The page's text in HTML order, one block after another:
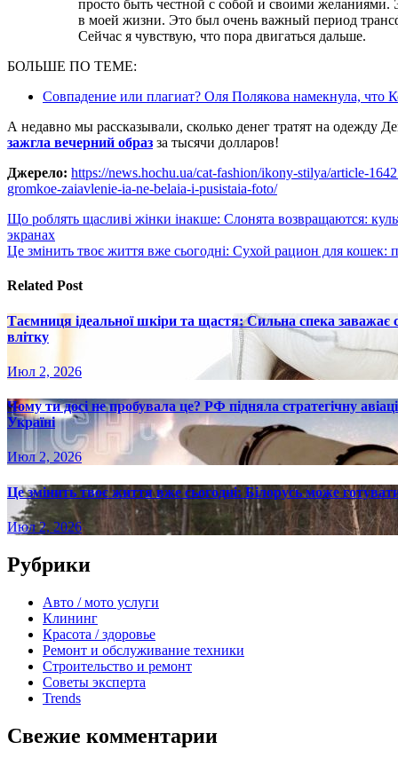
просто быть честной с собой и своими
в моей жизни. Это был очень важный период
Сейчас я чувствую, что пора двигаться дальше.
БОЛЬШЕ ПО ТЕМЕ:
Совпадение или плагиат? Оля Полякова намекнула,
А недавно мы рассказывали, сколько денег тратят на одежду
зажгла вечерний образ за тысячи долларов!
Джерело: https://news.hochu.ua/cat-fashion/ikony-stilya/article-
gromkoe-zaiavlenie-ia-ne-belaia-i-pusistaia-foto/
Навигация
по
Що роблять щасливі жінки інакше: Слонята возвращаются:
экранах
Це змінить твоє життя вже сьогодні: Сухой рацион для
Related Post
Таємниця ідеальної шкіри та щастя: Сильна спека
влітку
Июл 2, 2026
Чому ти досі не пробувала це? РФ підняла стратегічну
Україні
Июл 2, 2026
Це змінить твоє життя вже сьогодні: Білорусь може
Июл 2, 2026
Рубрики
Авто / мото услуги
Клининг
Красота / здоровье
Ремонт и обслуживание техники
Строительство и ремонт
Советы эксперта
Trends
Свежие комментарии